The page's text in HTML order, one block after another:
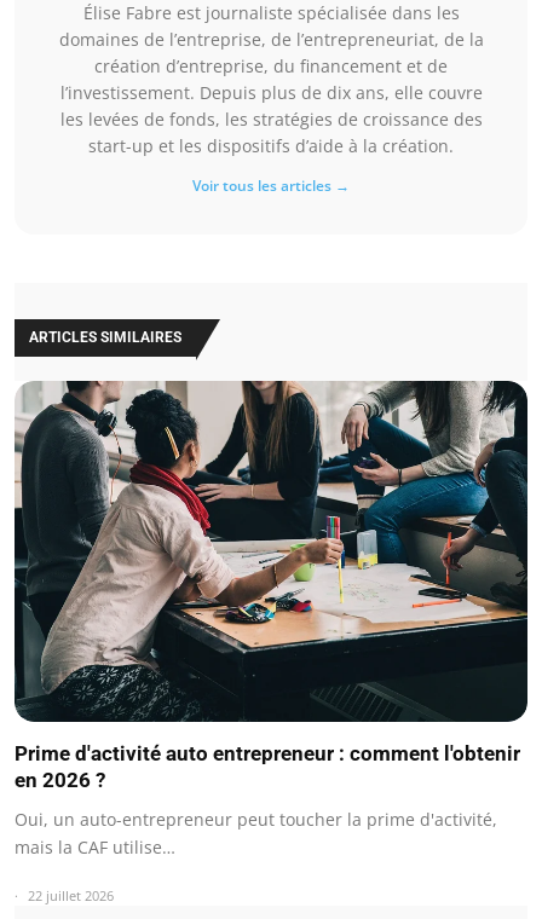
Élise Fabre est journaliste spécialisée dans les
domaines de l’entreprise, de l’entrepreneuriat, de la
création d’entreprise, du financement et de
l’investissement. Depuis plus de dix ans, elle couvre
les levées de fonds, les stratégies de croissance des
start-up et les dispositifs d’aide à la création.
Voir tous les articles →
ARTICLES SIMILAIRES
Prime d'activité auto entrepreneur : comment l'obtenir
en 2026 ?
Oui, un auto-entrepreneur peut toucher la prime d'activité,
mais la CAF utilise…
22 juillet 2026